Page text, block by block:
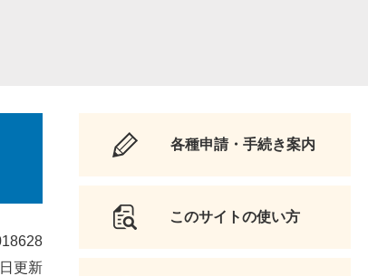
更新
各種申請・手続き案内
このサイトの使い方